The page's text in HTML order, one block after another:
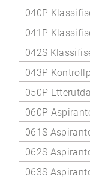
040P
041P
042S
043P
050P
060P
061S
062S
063S